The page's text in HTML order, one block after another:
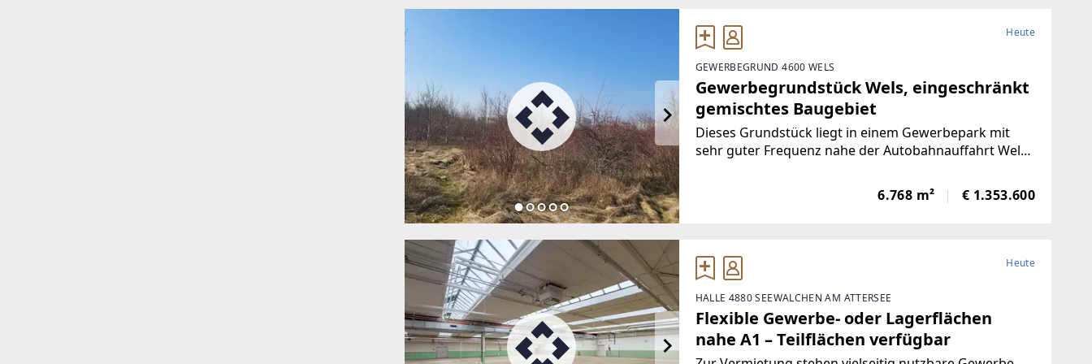
Heute
GEWERBEGRUND 4600 WELS
Gewerbegrundstück Wels, eingeschränkt
gemischtes Baugebiet
Dieses Grundstück liegt in einem Gewerbepark mit
sehr guter Frequenz nahe der Autobahnauffahrt Wels-
direkter Nachbarschaft.Die Fläche ist als "MB" -
eingeschränkt gemischtes Baugebiet -
6.768 m² € 1.353.600
Heute
HALLE 4880 SEEWALCHEN AM ATTERSEE
Flexible Gewerbe- oder Lagerflächen
nahe A1 – Teilflächen verfügbar